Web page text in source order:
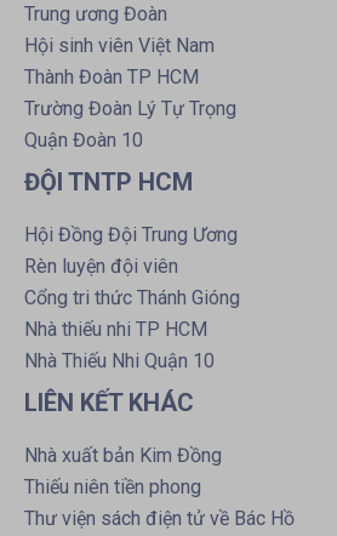
Trung ương Đoàn
Hội sinh viên Việt Nam
Thành Đoàn TP HCM
Trường Đoàn Lý Tự Trọng
Quận Đoàn 10
ĐỘI TNTP HCM
Hội Đồng Đội Trung Ương
Rèn luyện đội viên
Cổng tri thức Thánh Gióng
Nhà thiếu nhi TP HCM
Nhà Thiếu Nhi Quận 10
LIÊN KẾT KHÁC
Nhà xuất bản Kim Đồng
Thiếu niên tiền phong
Thư viện sách điện tử về Bác Hồ